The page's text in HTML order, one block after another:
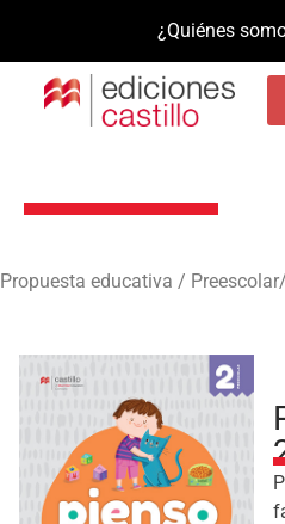
¿Quiénes
Pienso contigo 2.
Propuesta educativa /